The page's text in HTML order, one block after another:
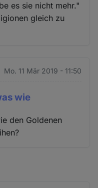
es sie nicht mehr."
gleich zu
Mo. 11 Mär 2019 - 11:50
wie
den Goldenen